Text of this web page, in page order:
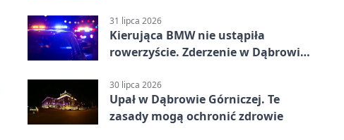
31 lipca 2026
Kierująca BMW nie ustąpiła
rowerzyście. Zderzenie w Dąbrowie
30 lipca 2026
Upał w Dąbrowie Górniczej. Te
zasady mogą ochronić zdrowie